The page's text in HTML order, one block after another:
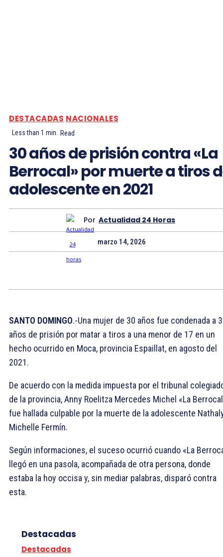
DESTACADAS NACIONALES
Less than 1 min. Read
30 años de prisión contra «La
Berrocal» por muerte a tiros
adolescente en 2021
Por Actualidad 24 Horas
marzo 14, 2026
SANTO DOMINGO.-Una mujer de 30 años fue condenada a
años de prisión por matar a tiros a una menor de 17 en un
hecho ocurrido en Moca, provincia Espaillat, en agosto del
2021.
De acuerdo con la medida impuesta por el tribunal
de la provincia, Anny Roelitza Mercedes Michel «La
fue hallada culpable por la muerte de la adolescente
Michelle Fermín.
Según informaciones, el suceso ocurrió cuando «La
llegó en una pasola, acompañada de otra persona, donde
estaba la hoy occisa y, sin mediar palabras, disparó contra
esta.
Destacadas
Destacadas